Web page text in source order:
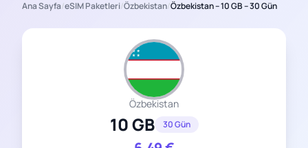
Ana Sayfa/eSIM Paketleri/Özbekistan/Özbekistan – 10 GB – 30 Gün
Özbekistan
10 GB 30 Gün